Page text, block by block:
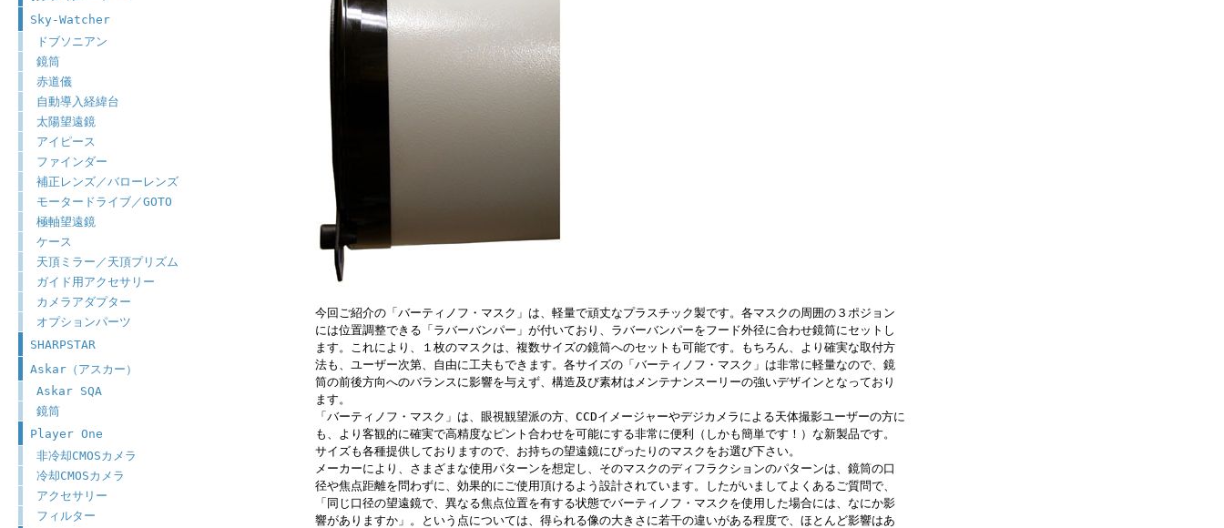
Sky-Watcher
ドブソニアン
鏡筒
赤道儀
自動導入経緯台
太陽望遠鏡
アイピース
ファインダー
補正レンズ／バローレンズ
モータードライブ／GOTO
極軸望遠鏡
ケース
天頂ミラー／天頂プリズム
ガイド用アクセサリー
カメラアダプター
オプションパーツ
SHARPSTAR
Askar（アスカー）
Askar SQA
鏡筒
Player One
非冷却CMOSカメラ
冷却CMOSカメラ
アクセサリー
フィルター
今回ご紹介の「バーティノフ・マスク」は、軽量で頑丈なプラスチック製です。各マスクの周囲の３ポジョン
には位置調整できる「ラバーバンパー」が付いており、ラバーバンパーをフード外径に合わせ鏡筒にセットし
ます。これにより、１枚のマスクは、複数サイズの鏡筒へのセットも可能です。もちろん、より確実な取付方
法も、ユーザー次第、自由に工夫もできます。各サイズの「バーティノフ・マスク」は非常に軽量なので、鏡
筒の前後方向へのバランスに影響を与えず、構造及び素材はメンテナンスーリーの強いデザインとなっており
ます。
「バーティノフ・マスク」は、眼視観望派の方、CCDイメージャーやデジカメラによる天体撮影ユーザーの方に
も、より客観的に確実で高精度なピント合わせを可能にする非常に便利（しかも簡単です！）な新製品です。
サイズも各種提供しておりますので、お持ちの望遠鏡にぴったりのマスクをお選び下さい。
メーカーにより、さまざまな使用パターンを想定し、そのマスクのディフラクションのパターンは、鏡筒の口
径や焦点距離を問わずに、効果的にご使用頂けるよう設計されています。したがいましてよくあるご質問で、
「同じ口径の望遠鏡で、異なる焦点位置を有する状態でバーティノフ・マスクを使用した場合には、なにか影
響がありますか」。という点については、得られる像の大きさに若干の違いがある程度で、ほとんど影響はあ